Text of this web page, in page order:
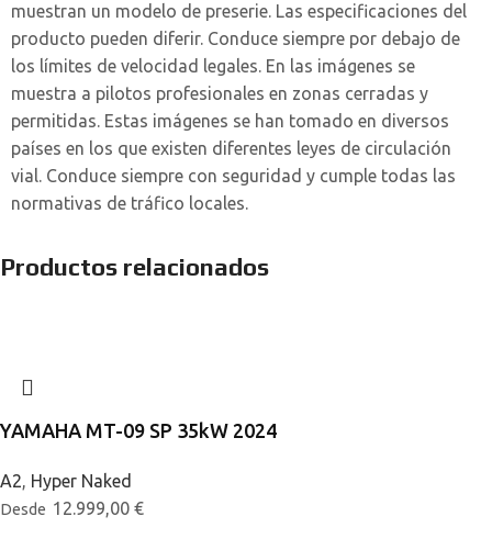
muestran un modelo de preserie. Las especificaciones del
producto pueden diferir. Conduce siempre por debajo de
los límites de velocidad legales. En las imágenes se
muestra a pilotos profesionales en zonas cerradas y
permitidas. Estas imágenes se han tomado en diversos
países en los que existen diferentes leyes de circulación
vial. Conduce siempre con seguridad y cumple todas las
normativas de tráfico locales.
Productos relacionados
YAMAHA MT-09 SP 35kW 2024
A2, Hyper Naked
Desde 12.999,00 €